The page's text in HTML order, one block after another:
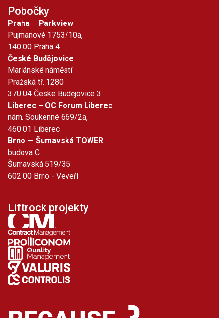
Pobočky
Praha – Parkview
Pujmanové 1753/10a,
140 00 Praha 4
České Budějovice
Mariánské náměstí
Pražská tř. 1280
370 04 České Budějovice 3
Liberec – OC Forum Liberec
nám. Soukenné 669/2a,
460 01 Liberec
Brno — Šumavská TOWER
budova C
Šumavská 519/35
602 00 Brno - Veveří
Liftrock projekty